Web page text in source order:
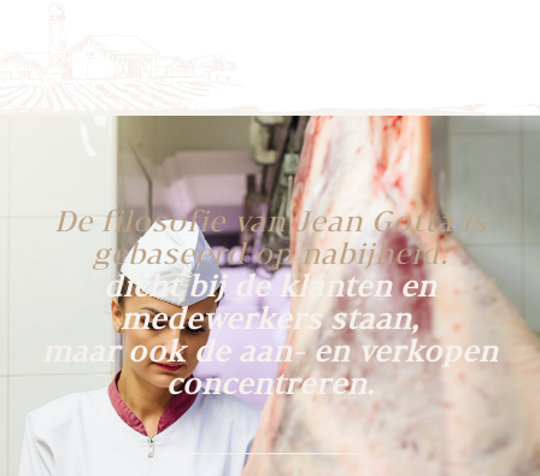
De filosofie van Jean Gotta is
gebaseerd op nabijheid:
dicht bij de klanten en
medewerkers staan,
maar ook de aan- en verkopen
concentreren.